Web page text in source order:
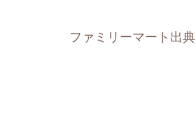
ファミリーマート出典